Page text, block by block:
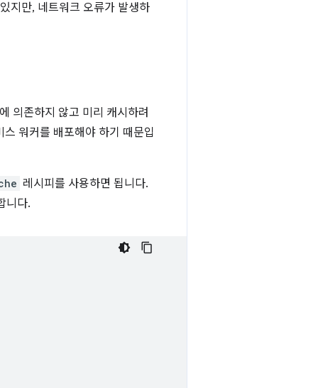
지만, 네트워크 오류가 발생하
의존하지 않고 미리 캐시하려
워커를 배포해야 하기 때문입
레시피를 사용하면 됩니다.
니다.